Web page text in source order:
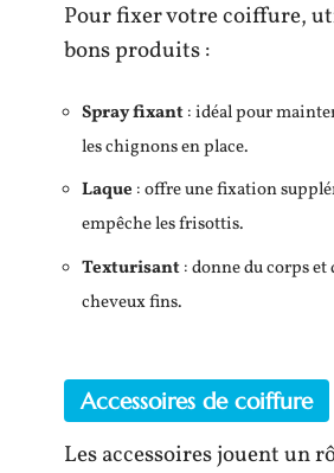
Pour fixer votre coiffure,
bons produits :
Spray fixant: idéal pour
les chignons en place.
Laque : offre une fixation
empêche les frisottis.
Texturisant: donne du corps et
cheveux fins.
Accessoires de coiffure
Les accessoires jouent un